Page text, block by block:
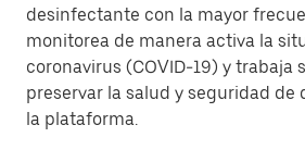
desinfectante con la mayor
monitorea de manera activa la
coronavirus (COVID-19) y trabaja
preservar la salud y seguridad de
la plataforma.